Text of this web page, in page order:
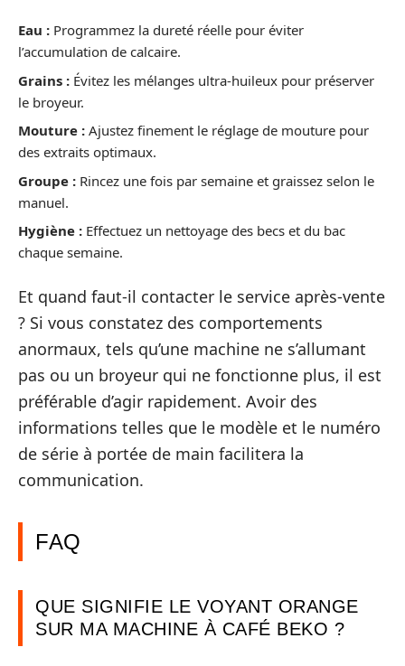
Eau : Programmez la dureté réelle pour éviter
l’accumulation de calcaire.
Grains : Évitez les mélanges ultra-huileux pour préserver
le broyeur.
Mouture : Ajustez finement le réglage de mouture pour
des extraits optimaux.
Groupe : Rincez une fois par semaine et graissez selon le
manuel.
Hygiène : Effectuez un nettoyage des becs et du bac
chaque semaine.
Et quand faut-il contacter le service après-vente
? Si vous constatez des comportements
anormaux, tels qu’une machine ne s’allumant
pas ou un broyeur qui ne fonctionne plus, il est
préférable d’agir rapidement. Avoir des
informations telles que le modèle et le numéro
de série à portée de main facilitera la
communication.
FAQ
QUE SIGNIFIE LE VOYANT ORANGE
SUR MA MACHINE À CAFÉ BEKO ?